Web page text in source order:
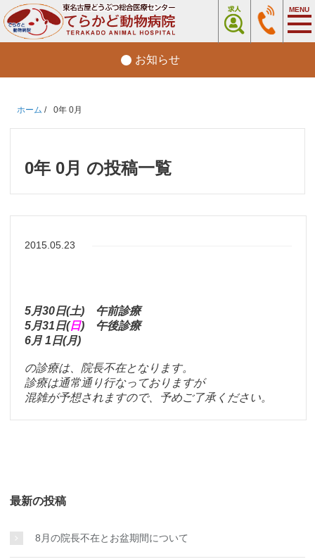
お知らせ
ホーム / 0年 0月
0年 0月 の投稿一覧
2015.05.23
5月30日(土) 午前診療
5月31日(日) 午後診療
6月 1日(月)
の診療は、院長不在となります。
診療は通常通り行なっておりますが
混雑が予想されますので、予めご了承ください。
最新の投稿
8月の院長不在とお盆期間について